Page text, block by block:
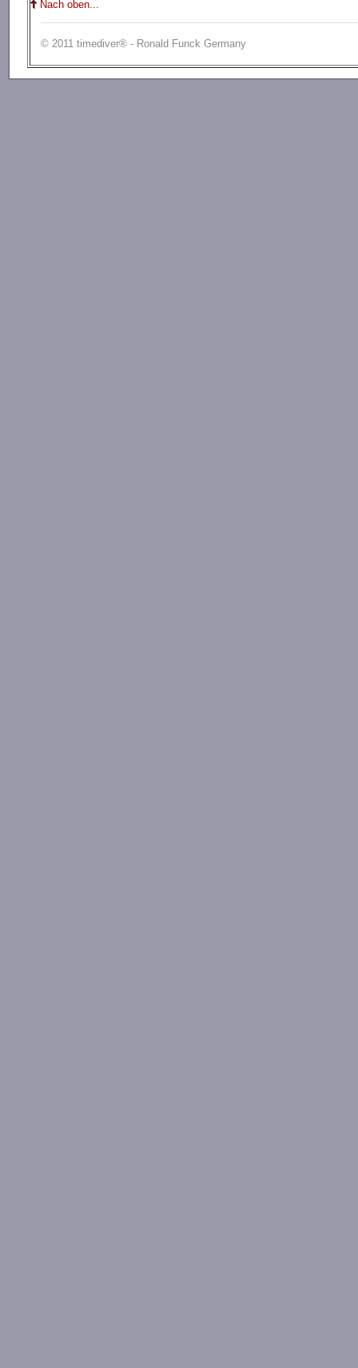
Nach oben...
© 2011 timediver® - Ronald Funck Germany